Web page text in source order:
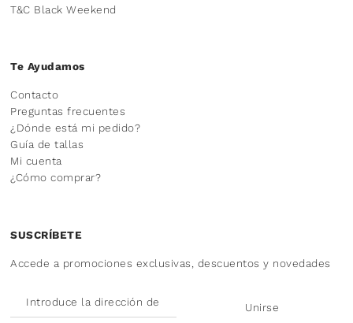
T&C Black Weekend
Te Ayudamos
Contacto
Preguntas frecuentes
¿Dónde está mi pedido?
Guía de tallas
Mi cuenta
¿Cómo comprar?
SUSCRÍBETE
Accede a promociones exclusivas, descuentos y novedades
Unirse